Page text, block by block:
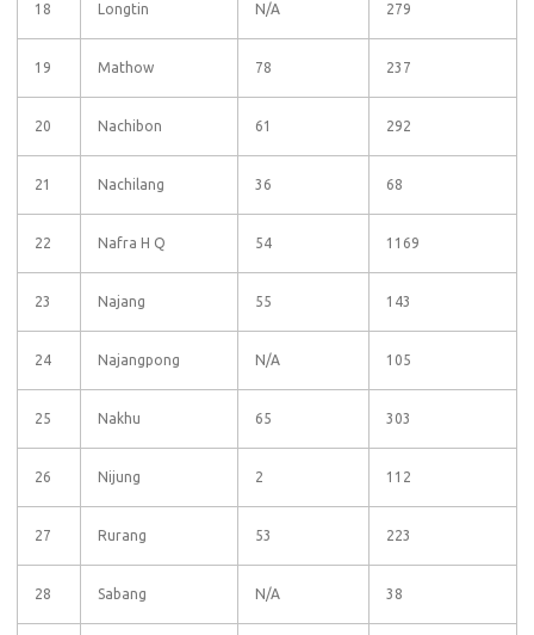
18 Longtin N/A 279
19 Mathow 78 237
20 Nachibon 61 292
21 Nachilang 36 68
22 Nafra H Q 54 1169
23 Najang 55 143
24 Najangpong N/A 105
25 Nakhu 65 303
26 Nijung 2 112
27 Rurang 53 223
28 Sabang N/A 38